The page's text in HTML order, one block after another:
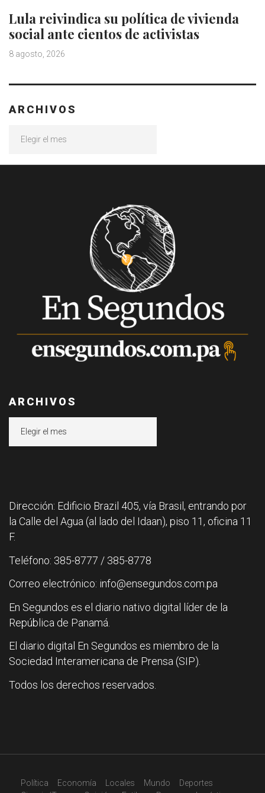
Lula reivindica su política de vivienda
social ante cientos de activistas
8 agosto, 2026
ARCHIVOS
ARCHIVOS
Dirección: Edificio Brazil 405, vía Brasil, entrando por
la Calle del Agua (al lado del Idaan), piso 11, oficina 11
F.
Teléfono: 385-8777 / 385-8778
Correo electrónico: info@ensegundos.com.pa
En Segundos es el diario nativo digital líder de la
República de Panamá.
El diario digital En Segundos es miembro de la
Sociedad Interamericana de Prensa (SIP).
Todos los derechos reservados.
Política Economía Locales Mundo
Deportes